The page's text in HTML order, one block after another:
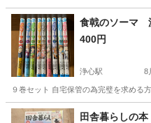
愛知 名古屋市 浄心駅 マ
食戟のソーマ
400円
浄心駅 8
９巻セット 自宅保管の為完璧を求める
愛知 名古屋市 浄心駅 マ
田舎暮らしの